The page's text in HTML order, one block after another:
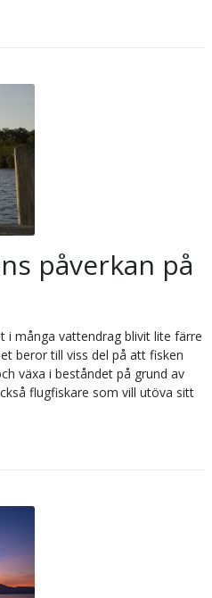
påverkan på
i många vattendrag blivit lite färre
beror till viss del på att fisken
växa i beståndet på grund av
flugfiskare som vill utöva sitt